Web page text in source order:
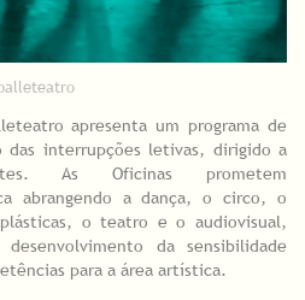
apresenta um programa de
das interrupções letivas, dirigido a
As Oficinas prometem
abrangendo a dança, o circo, o
o teatro e o audiovisual,
da sensibilidade
para a área artística.